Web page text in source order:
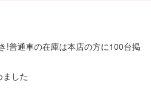
!普通車の在庫は本店の方に100台掲
した